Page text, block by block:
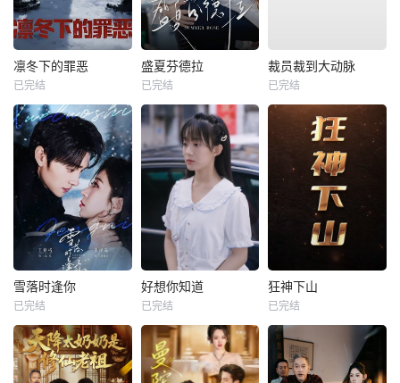
凛冬下的罪恶
已完结
盛夏芬德拉
已完结
裁员裁到大动脉
已完结
雪落时逢你
已完结
好想你知道
已完结
狂神下山
已完结